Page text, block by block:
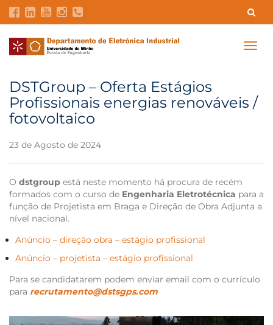
Contatos Intranet GDMI UMinho
DSTGroup – Oferta Estágios
Profissionais energias renováveis /
fotovoltaico
23 de Agosto de 2024
O dstgroup está neste momento há procura de recém
formados com o curso de Engenharia Eletrotécnica para a
função de Projetista em Braga e Direção de Obra Adjunta a
nível nacional.
Anúncio – direção obra – estágio profissional
Anúncio – projetista – estágio profissional
Para se candidatarem podem enviar email com o currículo
para recrutamento@dstsgps.com